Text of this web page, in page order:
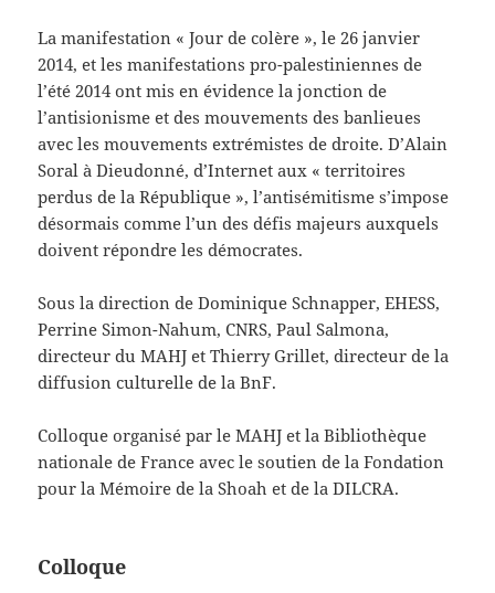
La manifestation « Jour de colère », le 26 janvier
2014, et les manifestations pro-palestiniennes de
l’été 2014 ont mis en évidence la jonction de
l’antisionisme et des mouvements des banlieues
avec les mouvements extrémistes de droite. D’Alain
Soral à Dieudonné, d’Internet aux « territoires
perdus de la République », l’antisémitisme s’impose
désormais comme l’un des défis majeurs auxquels
doivent répondre les démocrates.
Sous la direction de Dominique Schnapper, EHESS,
Perrine Simon-Nahum, CNRS, Paul Salmona,
directeur du MAHJ et Thierry Grillet, directeur de la
diffusion culturelle de la BnF.
Colloque organisé par le MAHJ et la Bibliothèque
nationale de France avec le soutien de la Fondation
pour la Mémoire de la Shoah et de la DILCRA.
Colloque